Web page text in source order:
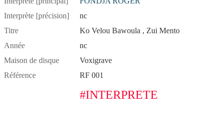
Interprète [précision]
nc
Titre
Ko Velou Bawoula , Zui Mento
Année
nc
Maison de disque
Voxigrave
Référence
RF 001
#INTERPRETE